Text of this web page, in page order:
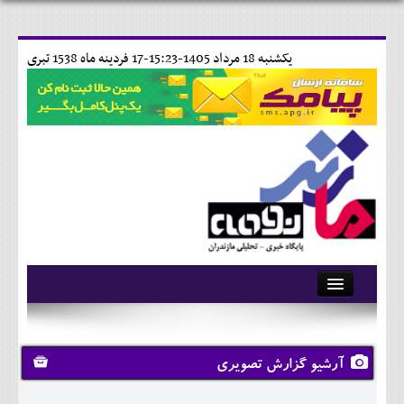
17 فردينه ماه 1538 تبری يکشنبه 18 مرداد 1405-15:23-
آرشیو
تماس با ما
وبلاگ
آرشیو گزارش تصویری